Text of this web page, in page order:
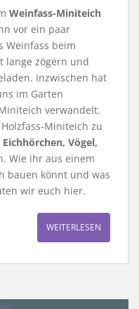
Weinfass-Miniteich
vor ein paar
Weinfass beim
lange zögern und
Inzwischen hat
im Garten
verwandelt.
Miniteich zu
Vögel,
Wie ihr aus einem
bauen könnt und was
wir euch hier.
WEITERLESEN